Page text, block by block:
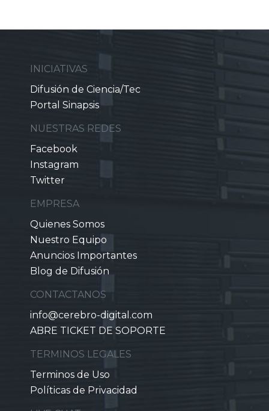
INICIATIVAS
Difusión de Ciencia/Tec
Portal Sinapsis
NUESTRAS REDES
Facebook
Instagram
Twitter
EMPRESA
Quienes Somos
Nuestro Equipo
Anuncios Importantes
Blog de Difusión
CONTACTANOS
info@cerebro-digital.com
ABRE TICKET DE SOPORTE
TERMINOS LEGALES
Terminos de Uso
Políticas de Privacidad